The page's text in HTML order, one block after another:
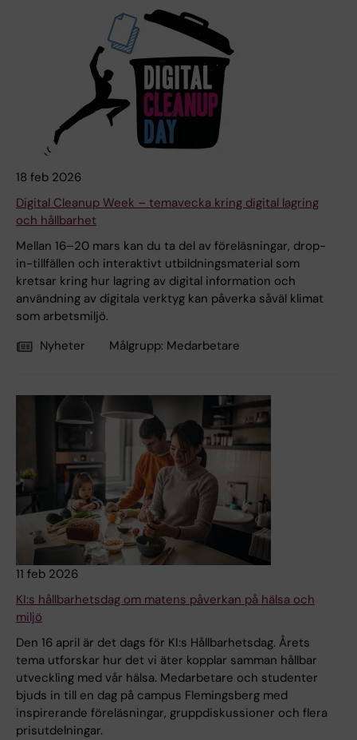
18 feb 2026
Digital Cleanup Week – temavecka kring digital lagring
och hållbarhet
Mellan 16–20 mars kan du ta del av föreläsningar, drop-
in-tillfällen och interaktivt utbildningsmaterial som
kretsar kring hur lagring av digital information och
användning av digitala verktyg kan påverka såväl klimat
som arbetsmiljö.
Nyheter
Målgrupp: Medarbetare
11 feb 2026
KI:s hållbarhetsdag om matens påverkan på hälsa och
miljö
Den 16 april är det dags för KI:s Hållbarhetsdag. Årets
tema utforskar hur det vi äter kopplar samman hållbar
utveckling med vår hälsa. Medarbetare och studenter
bjuds in till en dag på campus Flemingsberg med
inspirerande föreläsningar, gruppdiskussioner och flera
prisutdelningar.